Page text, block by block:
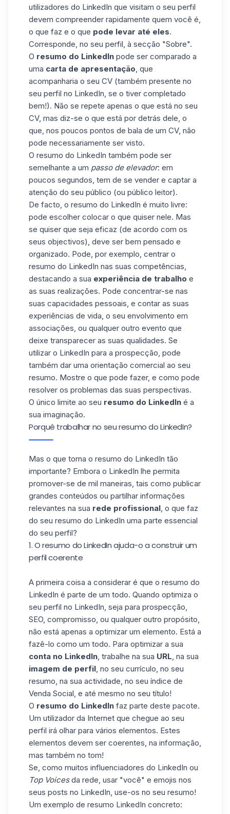
utilizadores do LinkedIn que visitam o seu perfil
devem compreender rapidamente quem você é,
o que faz e o que pode levar até eles.
Corresponde, no seu perfil, à secção "Sobre".
O resumo do LinkedIn pode ser comparado a
uma carta de apresentação, que
acompanharia o seu CV (também presente no
seu perfil no LinkedIn, se o tiver completado
bem!). Não se repete apenas o que está no seu
CV, mas diz-se o que está por detrás dele, o
que, nos poucos pontos de bala de um CV, não
pode necessariamente ser visto.
O resumo do LinkedIn também pode ser
semelhante a um passo de elevador: em
poucos segundos, tem de se vender e captar a
atenção do seu público (ou público leitor).
De facto, o resumo do LinkedIn é muito livre:
pode escolher colocar o que quiser nele. Mas
se quiser que seja eficaz (de acordo com os
seus objectivos), deve ser bem pensado e
organizado. Pode, por exemplo, centrar o
resumo do LinkedIn nas suas competências,
destacando a sua experiência de trabalho e
as suas realizações. Pode concentrar-se nas
suas capacidades pessoais, e contar as suas
experiências de vida, o seu envolvimento em
associações, ou qualquer outro evento que
deixe transparecer as suas qualidades. Se
utilizar o LinkedIn para a prospecção, pode
também dar uma orientação comercial ao seu
resumo. Mostre o que pode fazer, e como pode
resolver os problemas das suas perspectivas.
O único limite ao seu resumo do LinkedIn é a
sua imaginação.
Porquê trabalhar no seu resumo do LinkedIn?
Mas o que torna o resumo do LinkedIn tão
importante? Embora o LinkedIn lhe permita
promover-se de mil maneiras, tais como publicar
grandes conteúdos ou partilhar informações
relevantes na sua rede profissional, o que faz
do seu resumo do LinkedIn uma parte essencial
do seu perfil?
1. O resumo do LinkedIn ajuda-o a construir um
perfil coerente
A primeira coisa a considerar é que o resumo do
LinkedIn é parte de um todo. Quando optimiza o
seu perfil no LinkedIn, seja para prospecção,
SEO, compromisso, ou qualquer outro propósito,
não está apenas a optimizar um elemento. Está a
fazê-lo como um todo. Para optimizar a sua
conta no LinkedIn, trabalhe na sua URL, na sua
imagem de perfil, no seu currículo, no seu
resumo, na sua actividade, no seu índice de
Venda Social, e até mesmo no seu título!
O resumo do LinkedIn faz parte deste pacote.
Um utilizador da Internet que chegue ao seu
perfil irá olhar para vários elementos. Estes
elementos devem ser coerentes, na informação,
mas também no tom!
Se, como muitos influenciadores do LinkedIn ou
Top Voicesda rede, usar "você" e emojis nos
seus posts no LinkedIn, use-os no seu resumo!
Um exemplo de resumo LinkedIn concreto: